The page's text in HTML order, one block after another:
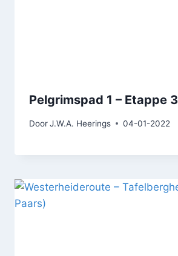
Pelgrimspad 1 – Etappe 3
DoorJ.W.A. Heerings 04-01-2022